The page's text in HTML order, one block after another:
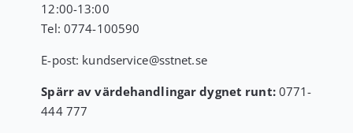
12:00-13:00
Tel: 0774-100590
E-post: kundservice@sstnet.se
Spärr av värdehandlingar dygnet runt:0771-
444 777